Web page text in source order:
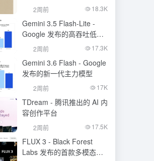
2周前 18.3K
Gemini 3.5 Flash-Lite -
Google 发布的高吞吐低成
本模型
2周前 17.3K
Gemini 3.6 Flash - Google
发布的新一代主力模型
2周前 17K
TDream - 腾讯推出的 AI 内
容创作平台
2周前 17.5K
FLUX 3 - Black Forest
Labs 发布的首款多模态基